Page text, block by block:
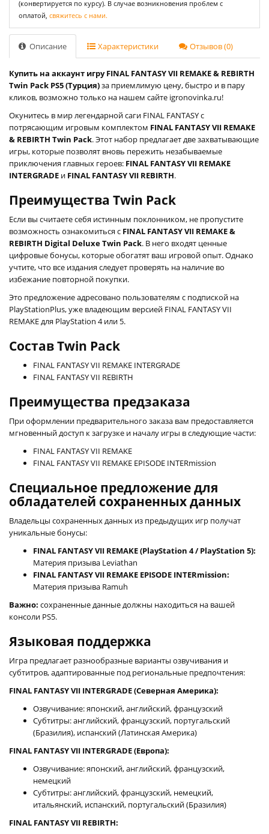
(конвертируется по курсу). В случае возникновения проблем с
оплатой, свяжитесь с нами.
Описание Характеристики Отзывов (0)
Купить на аккаунт игру FINAL FANTASY VII REMAKE & REBIRTH
Twin Pack PS5 (Турция)за приемлимую цену, быстро и в пару
кликов, возможно только на нашем сайте igronovinka.ru!
Окунитесь в мир легендарной саги FINAL FANTASY с
потрясающим игровым комплектом FINAL FANTASY VII REMAKE
& REBIRTH Twin Pack. Этот набор предлагает две захватывающие
игры, которые позволят вновь пережить незабываемые
приключения главных героев: FINAL FANTASY VII REMAKE
INTERGRADE и FINAL FANTASY VII REBIRTH.
Преимущества Twin Pack
Если вы считаете себя истинным поклонником, не пропустите
возможность ознакомиться с FINAL FANTASY VII REMAKE &
REBIRTH Digital Deluxe Twin Pack. В него входят ценные
цифровые бонусы, которые обогатят ваш игровой опыт. Однако
учтите, что все издания следует проверять на наличие во
избежание повторной покупки.
Это предложение адресовано пользователям с подпиской на
PlayStationPlus, уже владеющим версией FINAL FANTASY VII
REMAKE для PlayStation 4 или 5.
Состав Twin Pack
FINAL FANTASY VII REMAKE INTERGRADE
FINAL FANTASY VII REBIRTH
Преимущества предзаказа
При оформлении предварительного заказа вам предоставляется
мгновенный доступ к загрузке и началу игры в следующие части:
FINAL FANTASY VII REMAKE
FINAL FANTASY VII REMAKE EPISODE INTERmission
Специальное предложение для
обладателей сохраненных данных
Владельцы сохраненных данных из предыдущих игр получат
уникальные бонусы:
FINAL FANTASY VII REMAKE (PlayStation 4 / PlayStation 5):
Материя призыва Leviathan
FINAL FANTASY VII REMAKE EPISODE INTERmission:
Материя призыва Ramuh
Важно: сохраненные данные должны находиться на вашей
консоли PS5.
Языковая поддержка
Игра предлагает разнообразные варианты озвучивания и
субтитров, адаптированные под региональные предпочтения:
FINAL FANTASY VII INTERGRADE (Северная Америка):
Озвучивание: японский, английский, французский
Субтитры: английский, французский, португальский
(Бразилия), испанский (Латинская Америка)
FINAL FANTASY VII INTERGRADE (Европа):
Озвучивание: японский, английский, французский,
немецкий
Субтитры: английский, французский, немецкий,
итальянский, испанский, португальский (Бразилия)
FINAL FANTASY VII REBIRTH: